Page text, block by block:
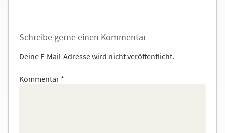
Schreibe gerne einen Kommentar
Deine E-Mail-Adresse wird nicht veröffentlicht.
Kommentar *